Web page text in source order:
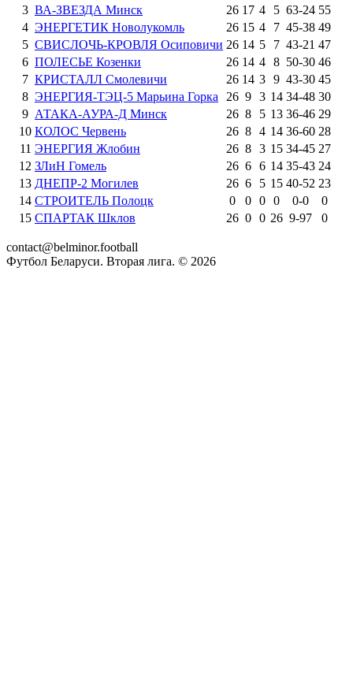
3 ВА-ЗВЕЗДА Минск 26 17 4 5 63-24 55
4 ЭНЕРГЕТИК Новолукомль 26 15 4 7 45-38 49
5 СВИСЛОЧЬ-КРОВЛЯ Осиповичи 26 14 5 7 43-21 47
6 ПОЛЕСЬЕ Козенки 26 14 4 8 50-30 46
7 КРИСТАЛЛ Смолевичи 26 14 3 9 43-30 45
8 ЭНЕРГИЯ-ТЭЦ-5 Марьина Горка 26 9 3 14 34-48 30
9 АТАКА-АУРА-Д Минск 26 8 5 13 36-46 29
10 КОЛОС Червень 26 8 4 14 36-60 28
11 ЭНЕРГИЯ Жлобин 26 8 3 15 34-45 27
12 ЗЛиН Гомель 26 6 6 14 35-43 24
13 ДНЕПР-2 Могилев 26 6 5 15 40-52 23
14 СТРОИТЕЛЬ Полоцк 0 0 0 0 0-0
0
15 СПАРТАК Шклов 26 0 0 26 9-97 0
contact@belminor.football
Футбол Беларуси. Вторая лига. © 2026